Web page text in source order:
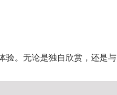
验。无论是独自欣赏，还是与